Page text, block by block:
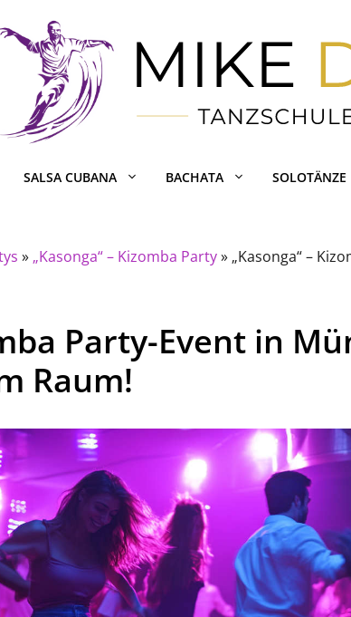
SALSA CUBANA BACHATA SOLOTÄNZE
» „Kasonga“ – Kizomba Party» „Kasonga“ –
Party-Event in
Raum!